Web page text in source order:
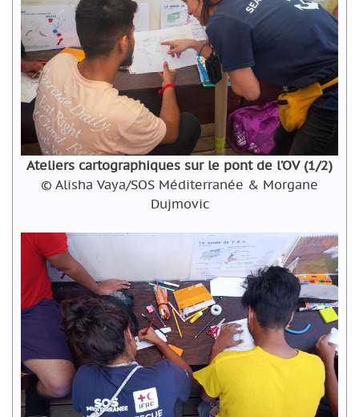
Ateliers cartographiques sur le pont de l’OV (1/2)
© Alisha Vaya/SOS Méditerranée & Morgane
Dujmovic